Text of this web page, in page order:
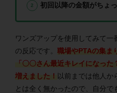
初回以降の金額がちょ
ワンズアップを使用してみて一
の反応です。 職場やPTAの集ま
「〇〇さん最近キレイになっ
増えました！ 以前までは他人か
とは全く無かったので、自分で